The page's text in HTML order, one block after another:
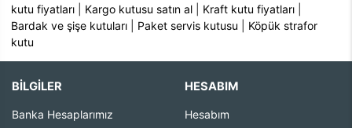
kutu fiyatları
Kargo kutusu satın al Kraft kutu fiyatları
Bardak ve şişe kutuları
Paket servis kutusu
Köpük strafor
kutu
BİLGİLER
Banka Hesaplarımız
HESABIM
Hesabım